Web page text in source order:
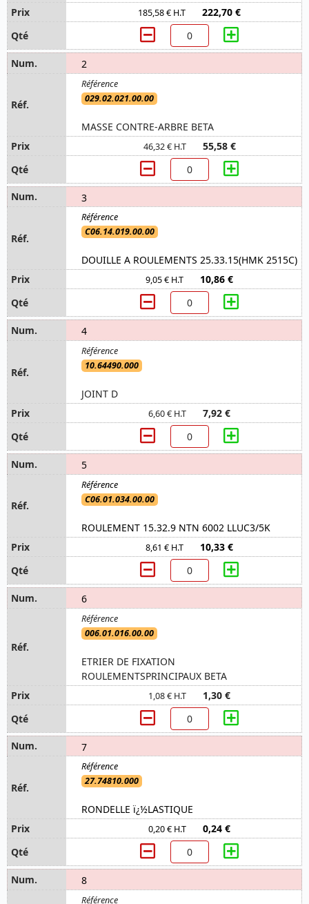
185,58 € H.T 222,70 €
2
029.02.021.00.00
MASSE CONTRE-ARBRE BETA
46,32 € H.T 55,58 €
3
C06.14.019.00.00
DOUILLE A ROULEMENTS 25.33.15(HMK 2515C)
9,05 € H.T 10,86 €
4
10.64490.000
JOINT D
6,60 € H.T 7,92 €
5
C06.01.034.00.00
ROULEMENT 15.32.9 NTN 6002 LLUC3/5K
8,61 € H.T 10,33 €
6
006.01.016.00.00
ETRIER DE FIXATION
ROULEMENTSPRINCIPAUX BETA
1,08 € H.T 1,30 €
7
27.74810.000
RONDELLE ï¿½LASTIQUE
0,20 € H.T 0,24 €
8